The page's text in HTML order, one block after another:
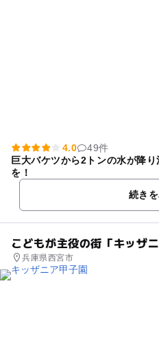
4.0
49件
巨大バケツから2トンの水が降
を！
続き
こどもが主役の街「キッザ
兵庫県西宮市